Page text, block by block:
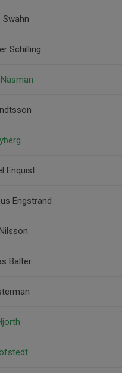
Swahn
Schilling
Enquist
Engstrand
Bälter